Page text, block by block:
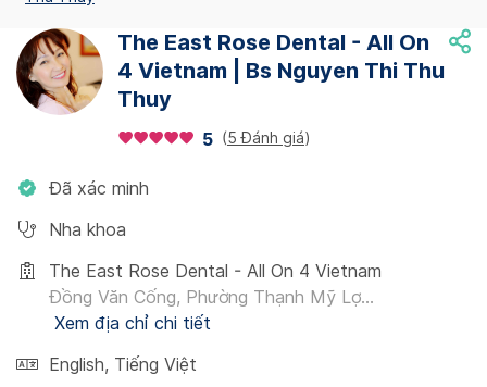
The East Rose Dental - All On
4 Vietnam | Bs Nguyen Thi Thu
Thuy
5 (5 Đánh giá)
Đã xác minh
Nha khoa
The East Rose Dental - All On 4 Vietnam
Đồng Văn Cống, Phường Thạnh Mỹ Lợ...
Xem địa chỉ chi tiết
English, Tiếng Việt